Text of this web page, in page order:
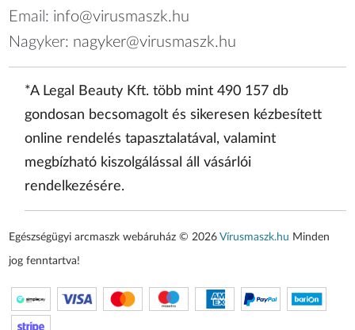
Email: info@virusmaszk.hu
Nagyker: nagyker@virusmaszk.hu
*A Legal Beauty Kft. több mint 490 157 db
gondosan becsomagolt és sikeresen kézbesített
online rendelés tapasztalatával, valamint
megbízható kiszolgálással áll vásárlói
rendelkezésére.
Egészségügyi arcmaszk webáruház © 2026Vírusmaszk.hu Minden
jog fenntartva!